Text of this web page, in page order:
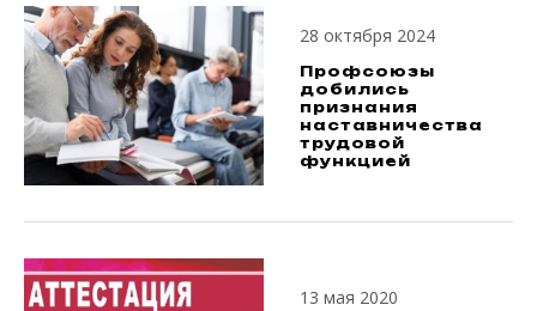
28 октября 2024
Профсоюзы
добились
признания
наставничества
трудовой
функцией
13 мая 2020